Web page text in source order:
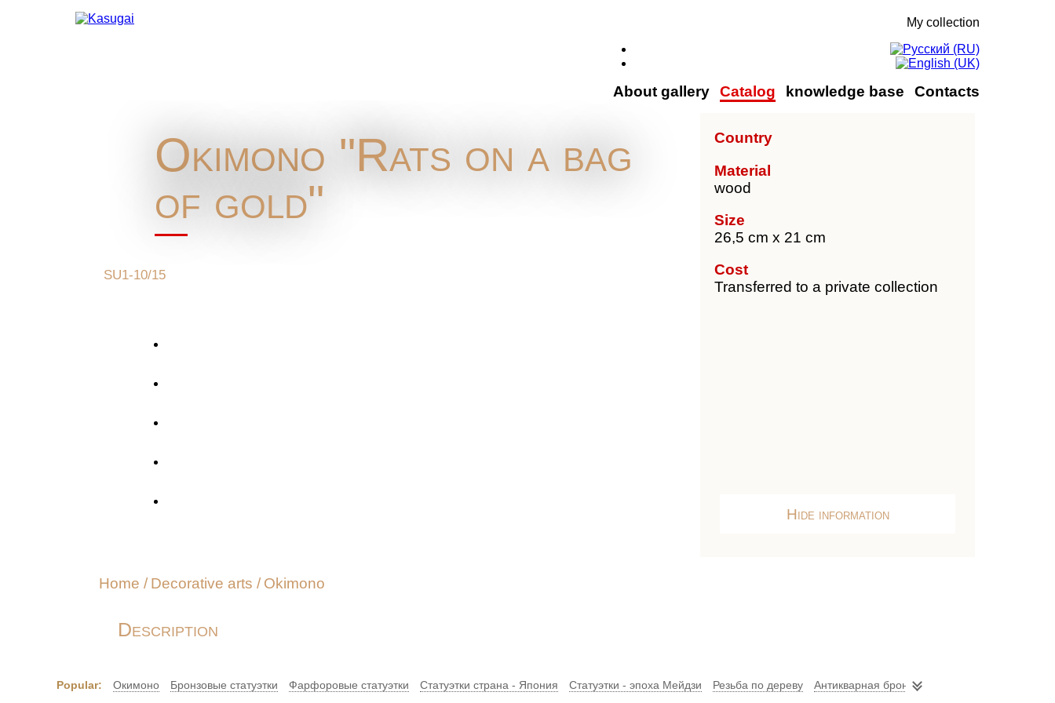
My collection
About gallery Catalog knowledge base Contacts
Okimono "Rats on a bag
of gold"
SU1-10/15
Country
Material
wood
Size
26,5 cm x 21 cm
Cost
Transferred to a private collection
Hide information
Home / Decorative arts / Okimono
Description
Popular: Окимоно Бронзовые статуэтки Фарфоровые статуэтки Статуэтки страна - Япония Статуэтки - эпоха Мейдзи Резьба по дереву Антикварная бронза